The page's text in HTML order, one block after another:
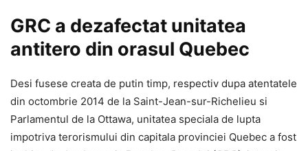
GRC a dezafectat unitatea
antitero din orasul Quebec
Desi fusese creata de putin timp, respectiv dupa atentatele
din octombrie 2014 de la Saint-Jean-sur-Richelieu si
Parlamentul de la Ottawa, unitatea speciala de lupta
impotriva terorismului din capitala provinciei Quebec a fost